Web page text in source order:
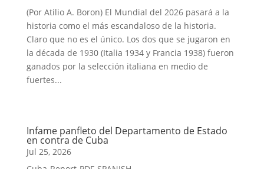
(Por Atilio A. Boron) El Mundial del 2026 pasará a la
historia como el más escandaloso de la historia.
Claro que no es el único. Los dos que se jugaron en
la década de 1930 (Italia 1934 y Francia 1938) fueron
ganados por la selección italiana en medio de
fuertes...
Infame panfleto del Departamento de Estado
en contra de Cuba
Jul 25, 2026